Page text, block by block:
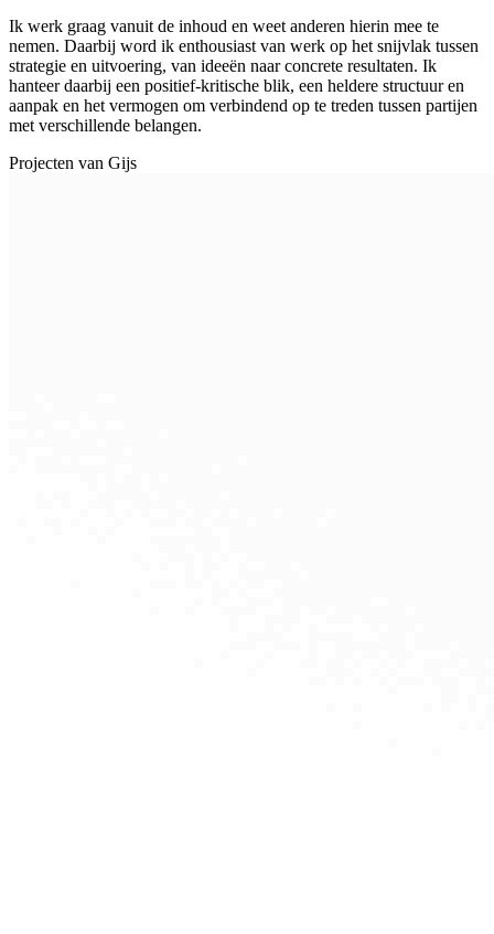
Ik werk graag vanuit de inhoud en weet anderen hierin mee te
nemen. Daarbij word ik enthousiast van werk op het snijvlak tussen
strategie en uitvoering, van ideeën naar concrete resultaten. Ik
hanteer daarbij een positief-kritische blik, een heldere structuur en
aanpak en het vermogen om verbindend op te treden tussen partijen
met verschillende belangen.
Projecten van Gijs